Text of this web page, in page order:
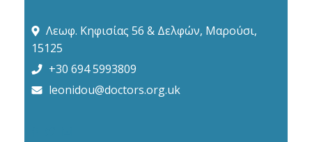
Λεωφ. Κηφισίας 56 & Δελφών, Μαρούσι,
15125
+30 694 5993809
leonidou@doctors.org.uk